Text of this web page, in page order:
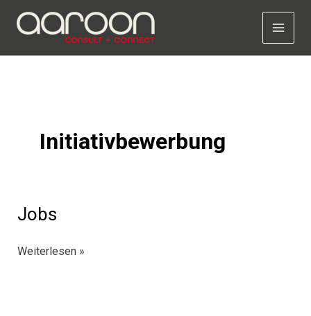
Inhalt
Initiativbewerbung
Jobs
Jobs
Weiterlesen »